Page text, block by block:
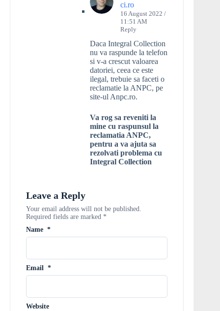
ci.ro
16 August 2022 /
11:51 AM
Reply
Daca Integral Collection
nu va raspunde la telefon
si v-a crescut valoarea
datoriei, ceea ce este
ilegal, trebuie sa faceti o
reclamatie la ANPC, pe
site-ul Anpc.ro.
Va rog sa reveniti la
mine cu raspunsul la
reclamatia ANPC,
pentru a va ajuta sa
rezolvati problema cu
Integral Collection
Leave a Reply
Your email address will not be published.
Required fields are marked *
Name *
Email *
Website